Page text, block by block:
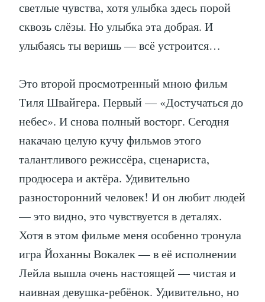
светлые чувства, хотя улыбка здесь порой
сквозь слёзы. Но улыбка эта добрая. И
улыбаясь ты веришь — всё устроится…
Это второй просмотренный мною фильм
Тиля Швайгера. Первый — «Достучаться до
небес». И снова полный восторг. Сегодня
накачаю целую кучу фильмов этого
талантливого режиссёра, сценариста,
продюсера и актёра. Удивительно
разносторонний человек! И он любит людей
— это видно, это чувствуется в деталях.
Хотя в этом фильме меня особенно тронула
игра Йоханны Вокалек — в её исполнении
Лейла вышла очень настоящей — чистая и
наивная девушка-ребёнок. Удивительно, но